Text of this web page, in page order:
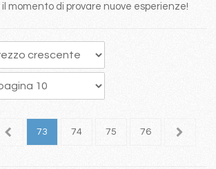
momento di provare nuove esperienze!
72 73 74 75 76 77